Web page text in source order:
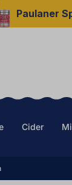
Paulaner
Cider